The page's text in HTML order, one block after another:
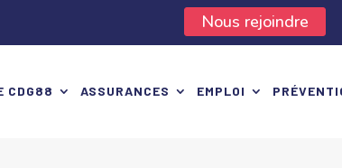
Nous rejoindre
CDG88 ASSURANCES EMPLOI